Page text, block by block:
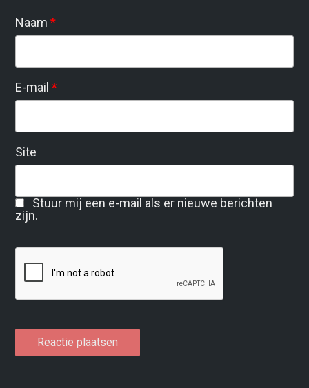
Naam*
E-mail*
Site
Stuur mij een e-mail als er nieuwe berichten
zijn.